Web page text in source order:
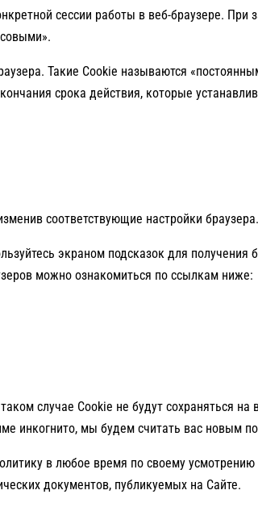
сессии работы в веб-браузере. При
Такие Cookie называются
срока действия, которые
соответствующие настройки браузера.
экраном подсказок для
можно ознакомиться по ссылкам ниже:
случае Cookie не будут сохраняться на
инкогнито, мы будем считать вас новым
в любое время по своему
документов, публикуемых на Сайте.